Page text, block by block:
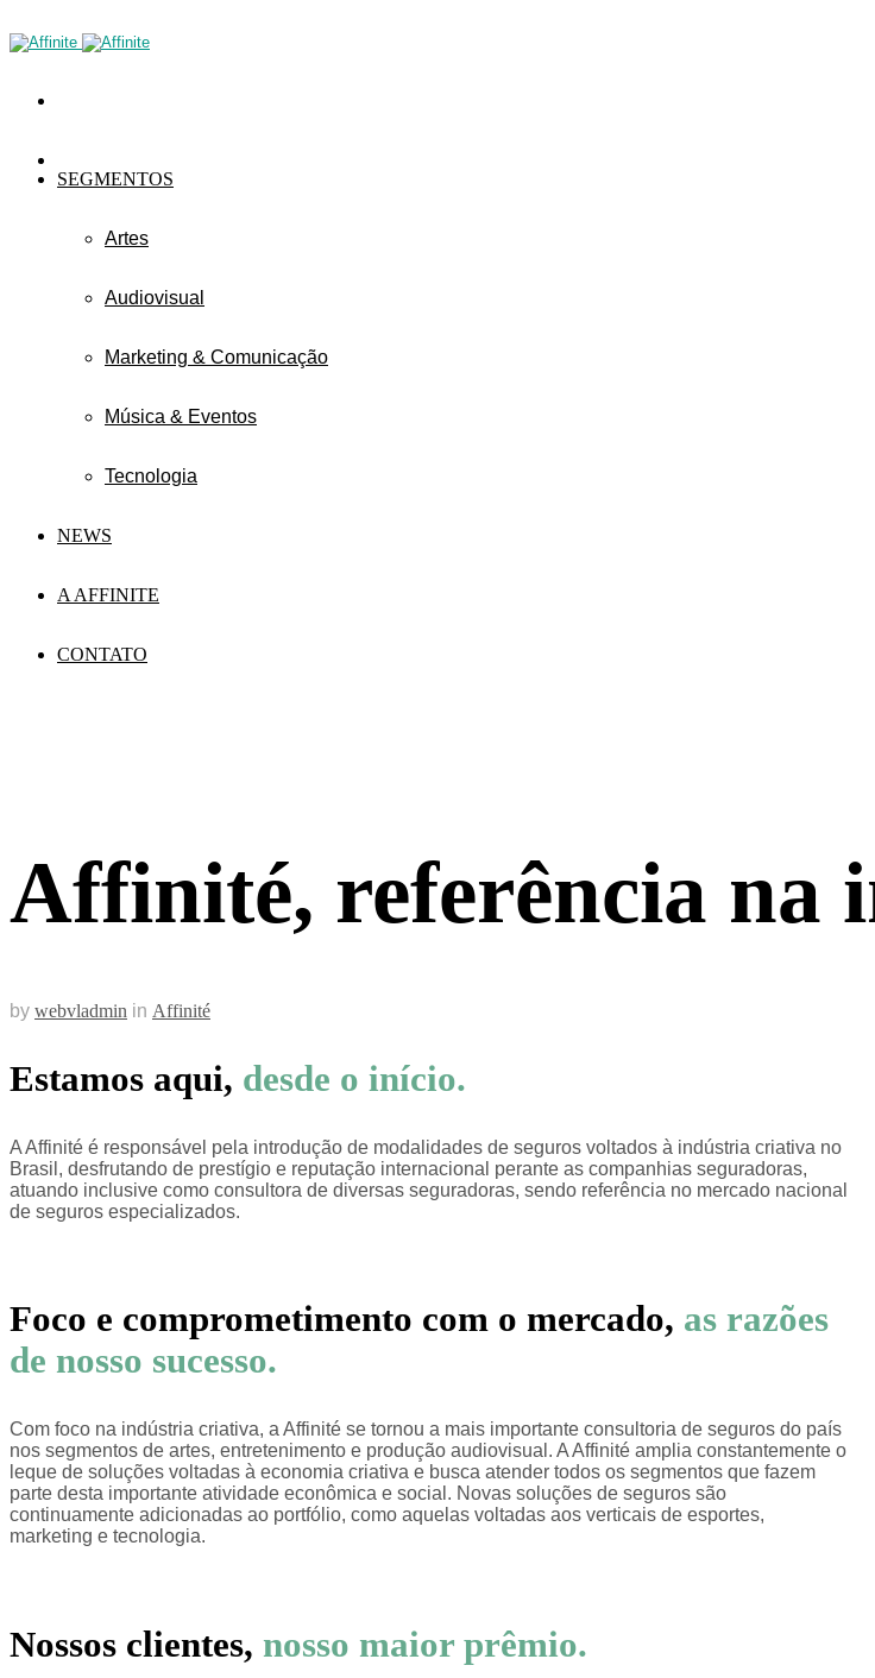
SEGMENTOS
Artes
Audiovisual
Marketing & Comunicação
Música & Eventos
Tecnologia
NEWS
A AFFINITE
CONTATO
Affinité, referência na
by webvladmin in Affinité
Estamos aqui, desde o início.
A Affinité é responsável pela introdução de modalidades de seguros voltados à indústria criativa no
Brasil, desfrutando de prestígio e reputação internacional perante as companhias seguradoras,
atuando inclusive como consultora de diversas seguradoras, sendo referência no mercado nacional
de seguros especializados.
Foco e comprometimento com o mercado, as razões
de nosso sucesso.
Com foco na indústria criativa, a Affinité se tornou a mais importante consultoria de seguros do país
nos segmentos de artes, entretenimento e produção audiovisual. A Affinité amplia constantemente o
leque de soluções voltadas à economia criativa e busca atender todos os segmentos que fazem
parte desta importante atividade econômica e social. Novas soluções de seguros são
continuamente adicionadas ao portfólio, como aquelas voltadas aos verticais de esportes,
marketing e tecnologia.
Nossos clientes, nosso maior prêmio.